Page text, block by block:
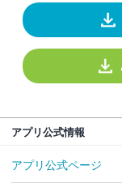
アプリ公式情報
アプリ公式ページ